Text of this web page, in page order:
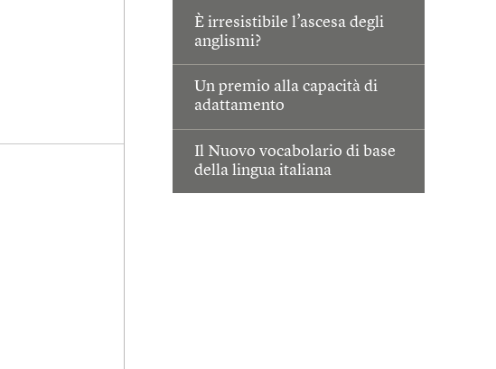
È irresistibile l’ascesa degli
anglismi?
Un premio alla capacità di
adattamento
Il Nuovo vocabolario di base
della lingua italiana